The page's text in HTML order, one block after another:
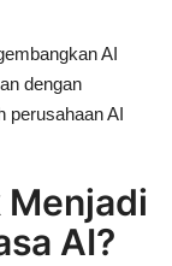
AI
dengan
perusahaan AI
Menjadi
AI?